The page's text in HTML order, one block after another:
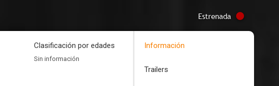
Estrenada
Clasificación por edades
Sin información
Información
Trailers